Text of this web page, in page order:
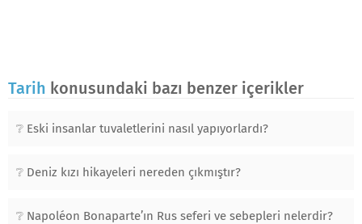
Tarih konusundaki bazı benzer içerikler
Eski insanlar tuvaletlerini nasıl yapıyorlardı?
Deniz kızı hikayeleri nereden çıkmıştır?
Napoléon Bonaparte’ın Rus seferi ve sebepleri nelerdir?